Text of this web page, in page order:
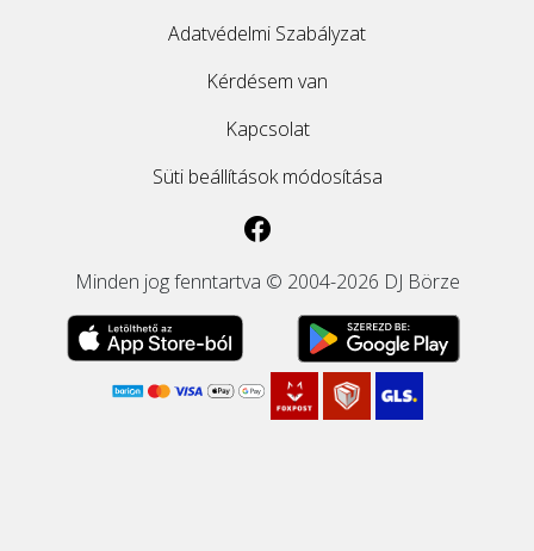
Adatvédelmi Szabályzat
Kérdésem van
Kapcsolat
Süti beállítások módosítása
Minden jog fenntartva © 2004-2026 DJ Börze